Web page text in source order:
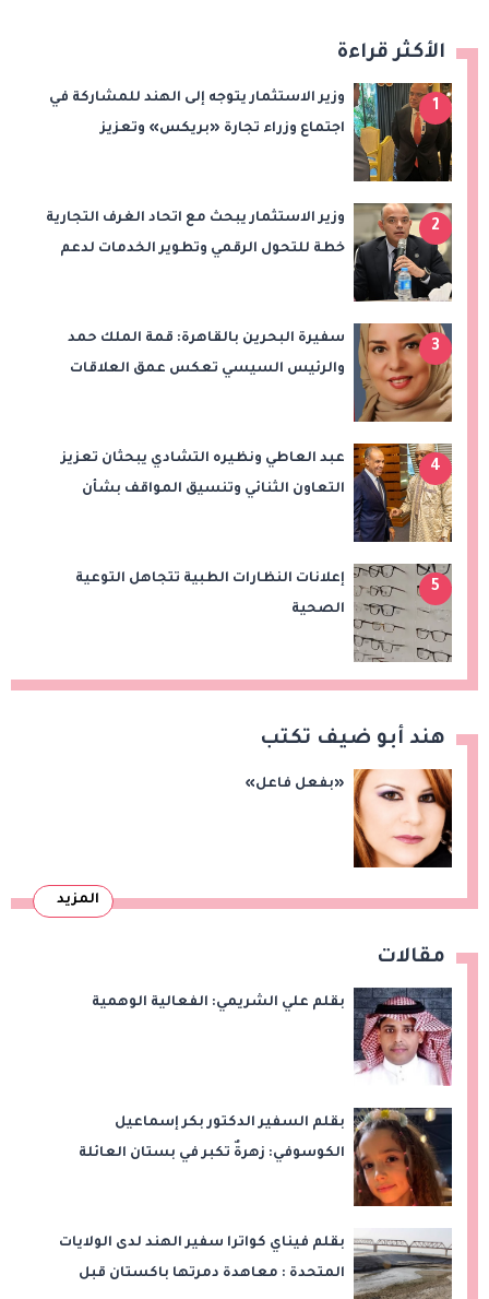
الأكثر قراءة
1
وزير الاستثمار يتوجه إلى الهند للمشاركة في
اجتماع وزراء تجارة «بريكس» وتعزيز
2
وزير الاستثمار يبحث مع اتحاد الغرف التجارية
خطة للتحول الرقمي وتطوير الخدمات لدعم
3
سفيرة البحرين بالقاهرة: قمة الملك حمد
والرئيس السيسي تعكس عمق العلاقات
4
عبد العاطي ونظيره التشادي يبحثان تعزيز
التعاون الثنائي وتنسيق المواقف بشأن
5
إعلانات النظارات الطبية تتجاهل التوعية
الصحية
هند أبو ضيف تكتب
«بفعل فاعل»
المزيد
مقالات
بقلم علي الشريمي: الفعالية الوهمية
بقلم السفير الدكتور بكر إسماعيل
الكوسوفي: زهرةٌ تكبر في بستان العائلة
بقلم فيناي كواترا سفير الهند لدى الولايات
المتحدة : معاهدة دمرتها باكستان قبل